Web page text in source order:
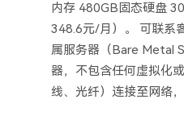
内存 480GB固态硬盘
348.6元/月）。 可联系
属服务器（Bare Metal
器，不包含任何虚拟化
线、光纤）连接至网络